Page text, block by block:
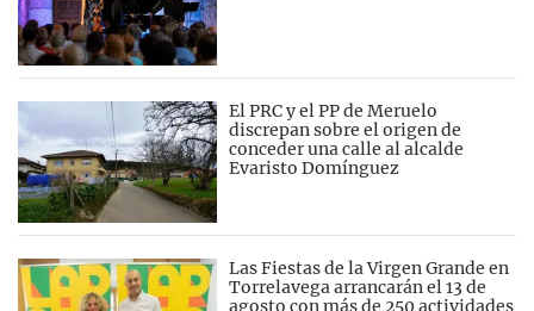
El PRC y el PP de Meruelo
discrepan sobre el origen de
conceder una calle al alcalde
Evaristo Domínguez
Las Fiestas de la Virgen Grande en
Torrelavega arrancarán el 13 de
agosto con más de 250 actividades